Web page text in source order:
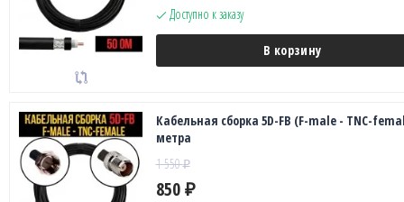
Доступно к заказу
В корзину
Кабельная сборка 5D-FB (F-male - TNC-
метра
1 550₽
850 ₽